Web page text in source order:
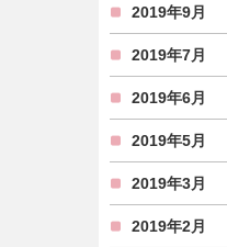
2019年9月
2019年7月
2019年6月
2019年5月
2019年3月
2019年2月